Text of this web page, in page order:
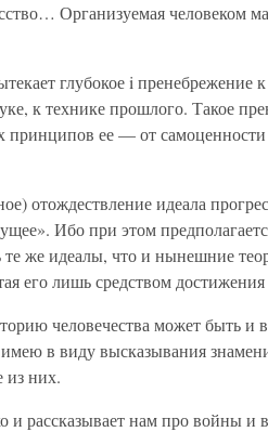
Организуемая человеком
глубокое i пренебрежение
к технике прошлого. Такое
принципов ее — от самоценности
отождествление идеала
Ибо при этом
те же идеалы, что и нынешние
его лишь средством
человечества может быть и
в виду высказывания
из них.
и рассказывает нам про войны и